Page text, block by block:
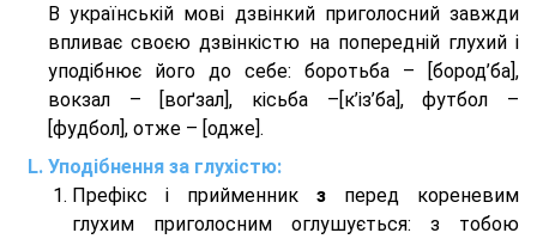
В українській мові дзвінкий приголосний завжди
впливає своєю дзвінкістю на попередній глухий і
уподібнює його до себе: боротьба – [бород’ба],
вокзал – [воґзал], кісьба –[к’із’ба], футбол –
[фудбол], отже – [одже].
Уподібнення за глухістю:
Префікс і прийменник з перед кореневим
глухим приголосним оглушується: з тобою